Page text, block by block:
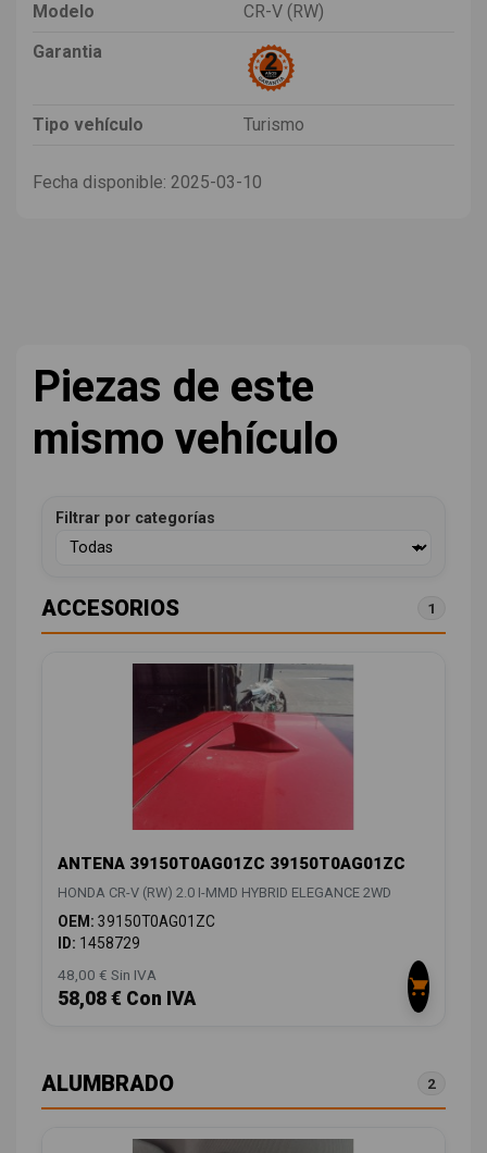
Modelo
CR-V (RW)
Garantia
Tipo vehículo Turismo
Fecha disponible: 2025-03-10
Piezas de este
mismo vehículo
Filtrar por categorías
ACCESORIOS 1
ANTENA 39150T0AG01ZC 39150T0AG01ZC
HONDA CR-V (RW) 2.0 I-MMD HYBRID ELEGANCE 2WD
OEM: 39150T0AG01ZC
ID: 1458729
48,00 € Sin IVA
58,08 € Con IVA
ALUMBRADO 2